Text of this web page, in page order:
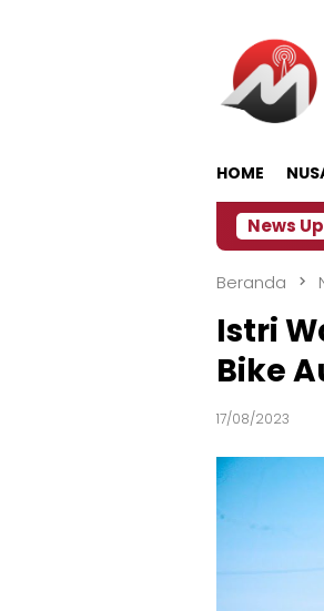
HOME
News
Dampak El Nino, Sejumlah
Beranda
Istri
Bike
17/08/2023